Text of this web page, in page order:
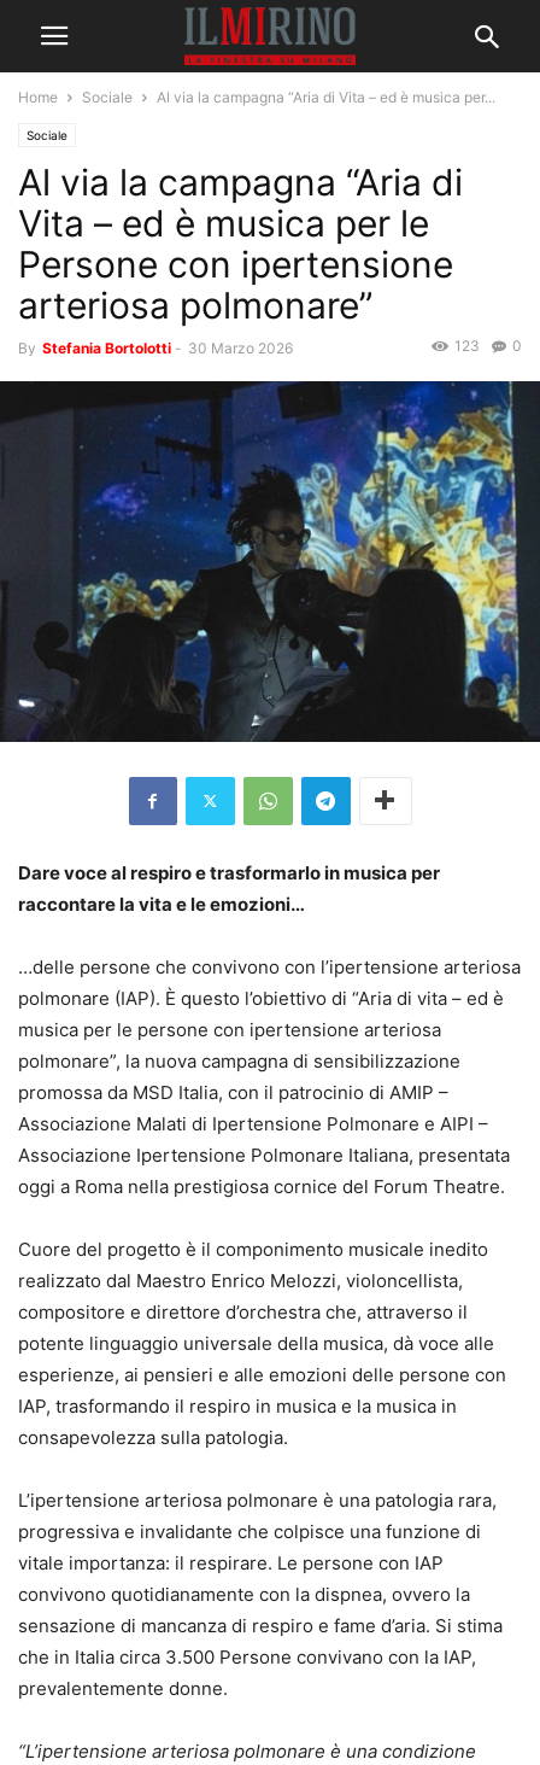
Home Sociale Al via la campagna “Aria di Vita – ed è musica per...
Sociale
Al via la campagna “Aria di
Vita – ed è musica per le
Persone con ipertensione
arteriosa polmonare”
By Stefania Bortolotti - 30 Marzo 2026 0
123
Dare voce al respiro e trasformarlo in musica per
raccontare la vita e le emozioni…
…delle persone che convivono con l’ipertensione arteriosa
polmonare (IAP). È questo l’obiettivo di “Aria di vita – ed è
musica per le persone con ipertensione arteriosa
polmonare”, la nuova campagna di sensibilizzazione
promossa da MSD Italia, con il patrocinio di AMIP –
Associazione Malati di Ipertensione Polmonare e AIPI –
Associazione Ipertensione Polmonare Italiana, presentata
oggi a Roma nella prestigiosa cornice del Forum Theatre.
Cuore del progetto è il componimento musicale inedito
realizzato dal Maestro Enrico Melozzi, violoncellista,
compositore e direttore d’orchestra che, attraverso il
potente linguaggio universale della musica, dà voce alle
esperienze, ai pensieri e alle emozioni delle persone con
IAP, trasformando il respiro in musica e la musica in
consapevolezza sulla patologia.
L’ipertensione arteriosa polmonare è una patologia rara,
progressiva e invalidante che colpisce una funzione di
vitale importanza: il respirare. Le persone con IAP
convivono quotidianamente con la dispnea, ovvero la
sensazione di mancanza di respiro e fame d’aria. Si stima
che in Italia circa 3.500 Persone convivano con la IAP,
prevalentemente donne.
“L’ipertensione arteriosa polmonare è una condizione